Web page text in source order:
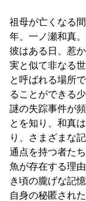
祖母が亡くなる
年、一ノ瀬和真
彼はある日、惹
実と似て非なる
と呼ばれる場所
ることができる
謎の失踪事件が
とを知り、和真
り、さまざまな
通点を持つ者た
魚が存在する理
き頃の朧げな記
自身の秘匿され